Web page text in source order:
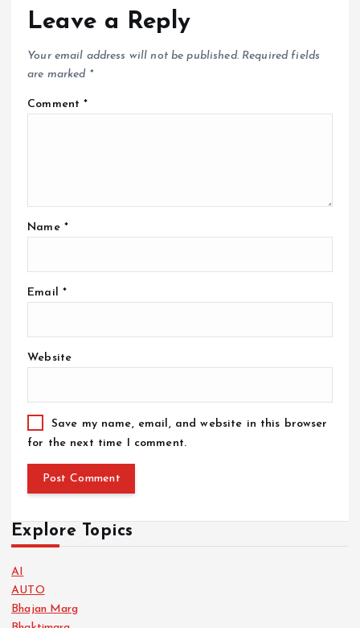
Leave a Reply
Your email address will not be published. Required fields
are marked *
Comment*
Name *
Email *
Website
Save my name, email, and website in this browser
for the next time I comment.
Explore Topics
AI
AUTO
Bhajan Marg